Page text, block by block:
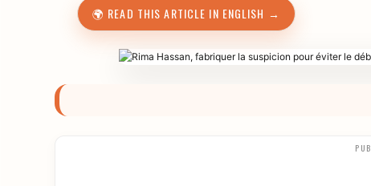
🌍 READ THIS ARTICLE IN ENGLISH →